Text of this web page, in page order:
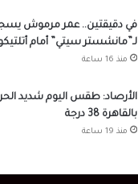
في دقيقتين.. عمر مرموش
لـ”مانشستر سيتي” أمام
منذ 16 ساعة
الأرصاد: طقس اليوم شديد
بالقاهرة 38 درجة
منذ 19 ساعة